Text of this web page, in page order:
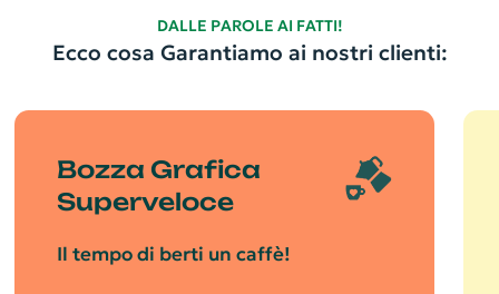
DALLE PAROLE AI FATTI!
Ecco cosa Garantiamo ai nostri clienti:
Bozza Grafica
Superveloce
Il tempo di berti un caffè!